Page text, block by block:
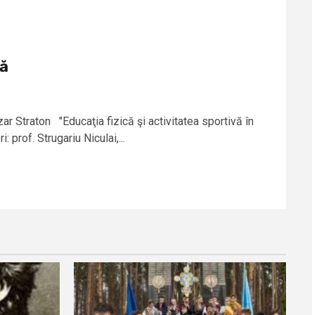
Straton "Educaţia fizică şi activitatea sportivă în
prof. Strugariu Niculai,...